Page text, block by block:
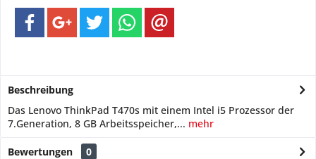
Beschreibung
Das Lenovo ThinkPad T470s mit einem Intel i5 Prozessor der
7.Generation, 8 GB Arbeitsspeicher,... mehr
Bewertungen
0